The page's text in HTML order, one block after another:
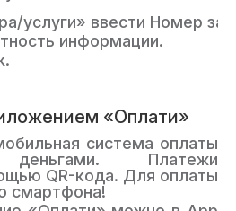
услуги» ввести Номер
информации.
«Оплати»
система оплаты
деньгами. Платежи
QR-кода. Для оплаты
смартфона!